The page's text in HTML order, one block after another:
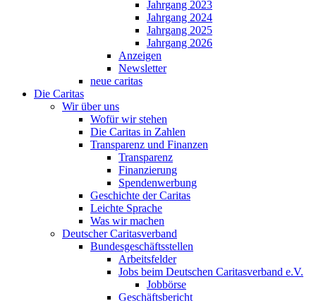
Jahrgang 2023
Jahrgang 2024
Jahrgang 2025
Jahrgang 2026
Anzeigen
Newsletter
neue caritas
Die Caritas
Wir über uns
Wofür wir stehen
Die Caritas in Zahlen
Transparenz und Finanzen
Transparenz
Finanzierung
Spendenwerbung
Geschichte der Caritas
Leichte Sprache
Was wir machen
Deutscher Caritasverband
Bundesgeschäftsstellen
Arbeitsfelder
Jobs beim Deutschen Caritasverband e.V.
Jobbörse
Geschäftsbericht